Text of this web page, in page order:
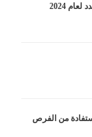
2024
من الفرص